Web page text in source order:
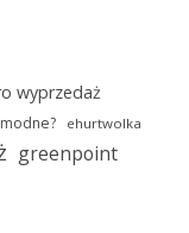
wyprzedaż
ehurtwolka
greenpoint